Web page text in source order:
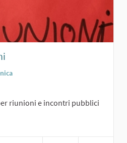
riunioni e incontri pubblici